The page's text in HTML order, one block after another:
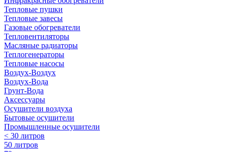
Тепловые пушки
Тепловые завесы
Газовые обогреватели
Тепловентиляторы
Масляные радиаторы
Теплогенераторы
Тепловые насосы
Воздух-Воздух
Воздух-Вода
Грунт-Вода
Аксессуары
Осушители воздуха
Бытовые осушители
Промышленные осушители
< 30 литров
50 литров